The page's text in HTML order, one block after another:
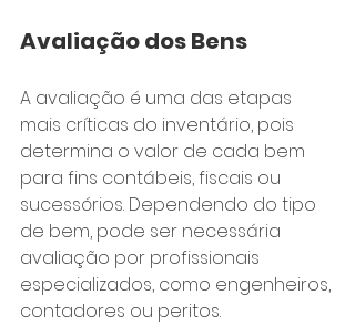
Avaliação dos Bens
A avaliação é uma das etapas
mais críticas do inventário, pois
determina o valor de cada bem
para fins contábeis, fiscais ou
sucessórios. Dependendo do tipo
de bem, pode ser necessária
avaliação por profissionais
especializados, como engenheiros,
contadores ou peritos.